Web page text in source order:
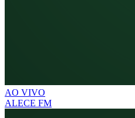
AO VIVO
ALECE FM